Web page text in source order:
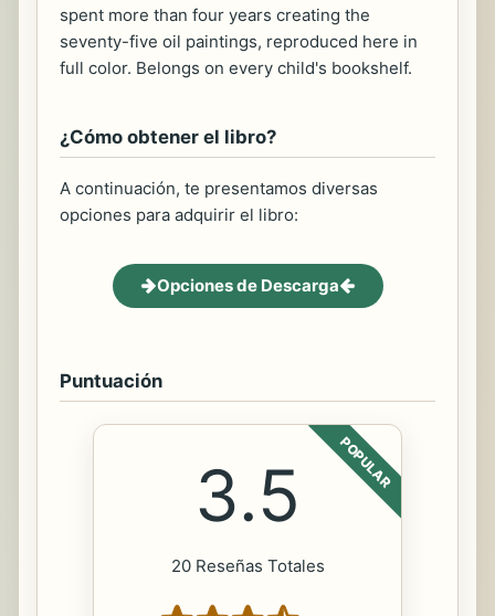
spent more than four years creating the
seventy-five oil paintings, reproduced here in
full color. Belongs on every child's bookshelf.
¿Cómo obtener el libro?
A continuación, te presentamos diversas
opciones para adquirir el libro:
Opciones de Descarga
Puntuación
POPULAR
3.5
20 Reseñas Totales